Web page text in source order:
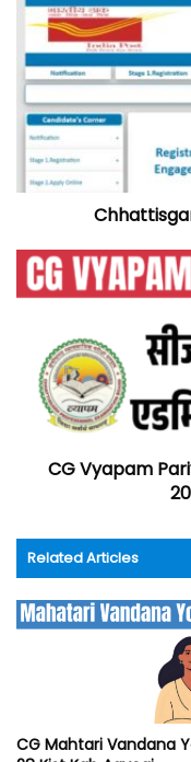
CG Vyapam
Related Articles
CG Mahtari Vandana